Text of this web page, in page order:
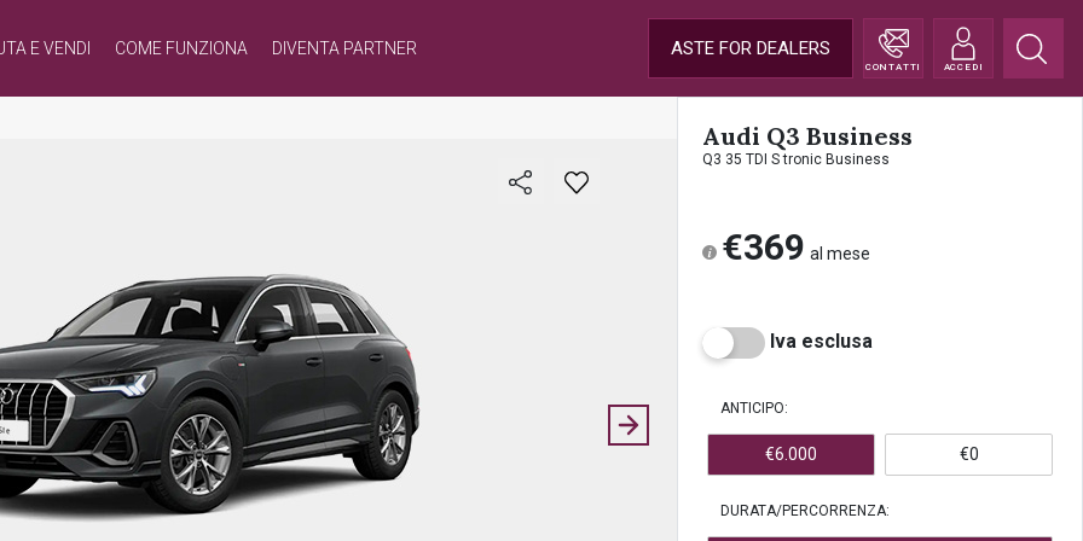
E VENDI COME FUNZIONA DIVENTA PARTNER ASTE FOR DEALERS
CONTATTI ACCEDI
Audi Q3 Business
Q3 35 TDI S tronic Business
€369 al mese
Iva esclusa
ANTICIPO:
€6.000 €0
DURATA/PERCORRENZA: